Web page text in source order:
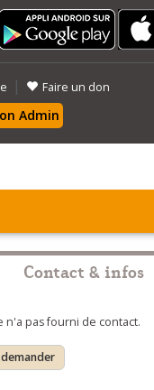
| Faire un don
Admin
Contact & infos
n'a pas fourni de contact.